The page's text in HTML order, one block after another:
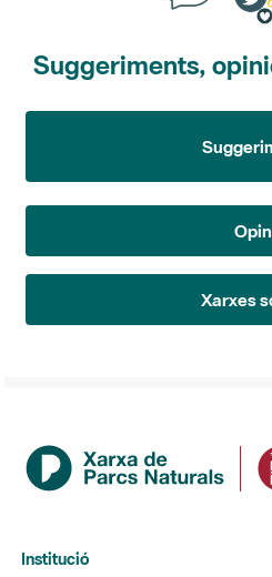
Suggeriments,
Xarxes
Institució